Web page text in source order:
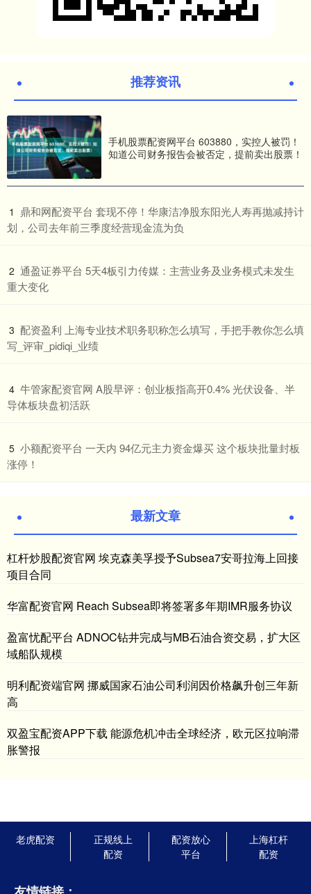
推荐资讯
手机股票配资网平台 603880，实控人被罚！
知道公司财务报告会被否定，提前卖出股票！
1 ​鼎和网配资平台 套现不停！华康洁净股东阳光人寿再抛减持计
划，公司去年前三季度经营现金流为负
2 ​通盈证券平台 5天4板引力传媒：主营业务及业务模式未发生
重大变化
3 ​配资盈利 上海专业技术职务职称怎么填写，手把手教你怎么填
写_评审_pidiqi_业绩
4 ​牛管家配资官网 A股早评：创业板指高开0.4% 光伏设备、半
导体板块盘初活跃
5 ​小额配资平台 一天内 94亿元主力资金爆买 这个板块批量封板
涨停！
最新文章
杠杆炒股配资官网 埃克森美孚授予Subsea7安哥拉海上回接
项目合同
华富配资官网 Reach Subsea即将签署多年期IMR服务协议
盈富忧配平台 ADNOC钻井完成与MB石油合资交易，扩大区
域船队规模
明利配资端官网 挪威国家石油公司利润因价格飙升创三年新
高
双盈宝配资APP下载 能源危机冲击全球经济，欧元区拉响滞
胀警报
老虎配资
正规线上
配资
配资放心
平台
上海杠杆
配资